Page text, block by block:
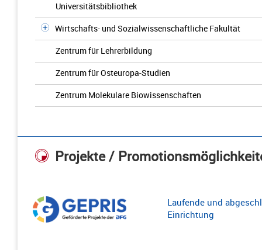
Universitätsbibliothek
Wirtschafts- und Sozialwissenschaftliche Fakultät
Zentrum für Lehrerbildung
Zentrum für Osteuropa-Studien
Zentrum Molekulare Biowissenschaften
Projekte /
Laufende und
Einrichtung